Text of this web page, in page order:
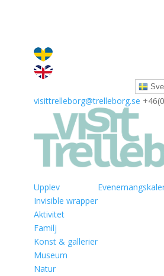
visittrelleborg@trelleborg.se
Upplev
Invisible wrapper
Aktivitet
Familj
Konst & gallerier
Museum
Natur